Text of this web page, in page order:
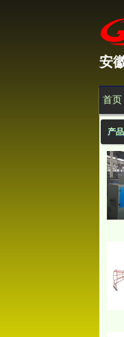
安
首页
产